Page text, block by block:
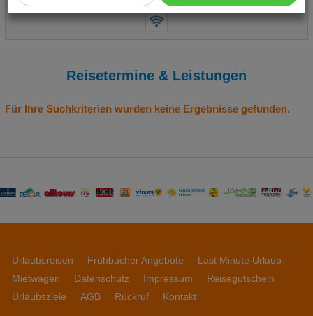
Cookie Einstellungen
Reisetermine & Leistungen
Für Ihre Suchkriterien wurden keine Ergebnisse gefunden.
Urlaubsreisen Frühbucher Angebote
Last Minute Urlaub
Mietwagen
Datenschutz Impressum
Reisegutschein
Urlaubsziele
AGB Rückruf Kontakt